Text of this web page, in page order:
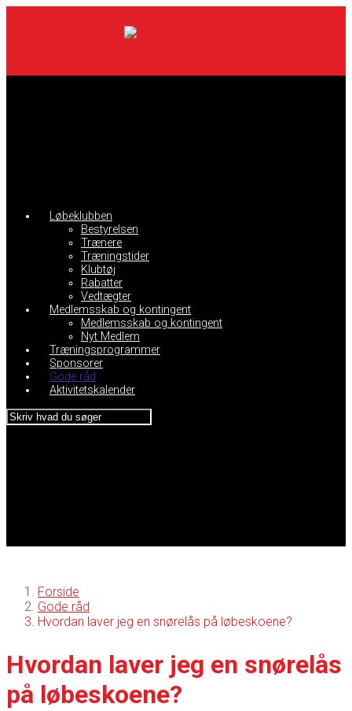
Løbeklubben
Bestyrelsen
Trænere
Træningstider
Klubtøj
Rabatter
Vedtægter
Medlemsskab og kontingent
Medlemsskab og kontingent
Nyt Medlem
Træningsprogrammer
Sponsorer
Gode råd
Aktivitetskalender
Forside
Gode råd
Hvordan laver jeg en snørelås på løbeskoene?
Hvordan laver jeg en snørelås
på løbeskoene?